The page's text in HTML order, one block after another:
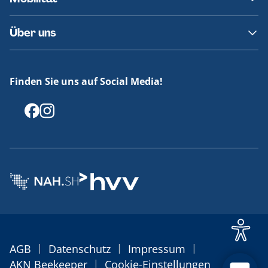
Fundsachen
Häufige Fragen
Barrierefreies Reisen
Erklärung Barrierefreiheit
Über uns
Offenlegungen
Finden Sie uns auf Social Media!
AGB | Datenschutz | Impressum |
AKN Beekeeper | Cookie-Einstellungen